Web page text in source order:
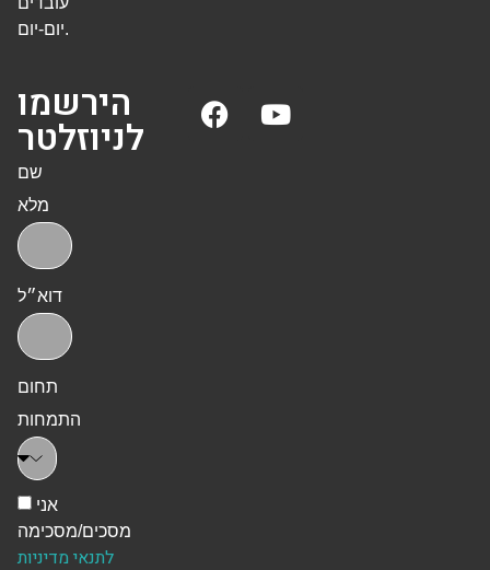
יום-יום.
הירשמו
לניוזלטר
שם
מלא
דוא״ל
תחום
התמחות
אני
מסכים/מסכימה
לתנאי מדיניות